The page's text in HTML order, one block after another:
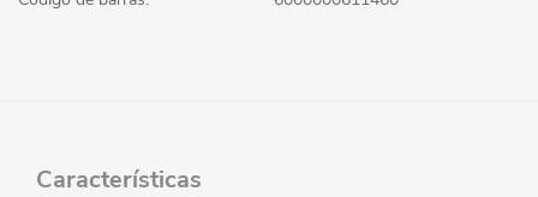
Características